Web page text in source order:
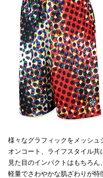
様々なグラフィックをメッシュ
オンコート、ライフスタイル共
見た目のインパクトはもちろん
軽量でさわやかな肌ざわりが